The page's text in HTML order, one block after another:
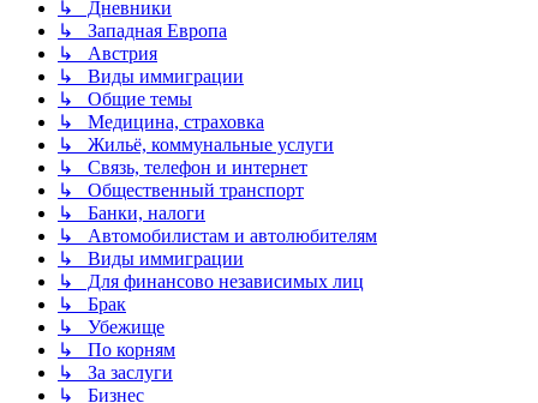
↳ Дневники
↳ Западная Европа
↳ Австрия
↳ Виды иммиграции
↳ Общие темы
↳ Медицина, страховка
↳ Жильё, коммунальные услуги
↳ Связь, телефон и интернет
↳ Общественный транспорт
↳ Банки, налоги
↳ Автомобилистам и автолюбителям
↳ Виды иммиграции
↳ Для финансово независимых лиц
↳ Брак
↳ Убежище
↳ По корням
↳ За заслуги
↳ Бизнес